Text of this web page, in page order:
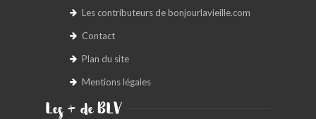
Les contributeurs de bonjourlavieille.com
Contact
Plan du site
Mentions légales
Les + de BLV